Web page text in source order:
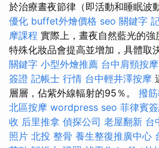
於治療晝夜節律（即活動和睡眠波
優化 buffet外燴價格 seo 關鍵字
摩課程 實際上，晝夜自然藍光的
特殊化妝品會提高並增加，具體取
關鍵字 小型外燴推薦 台中肩頸按摩
簽證 記帳士 行情 台中輕井澤按摩
層層，佔紫外線輻射的95％。 撥
北區按摩 wordpress seo 菲律賓
收 后里推拿 偵探公司 老屋翻新 台
照片 北投 整骨 養生整復推廣中心